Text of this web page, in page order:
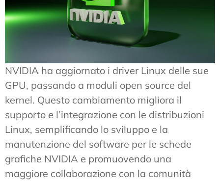
NVIDIA ha aggiornato i driver Linux delle sue
GPU, passando a moduli open source del
kernel. Questo cambiamento migliora il
supporto e l’integrazione con le distribuzioni
Linux, semplificando lo sviluppo e la
manutenzione del software per le schede
grafiche NVIDIA e promuovendo una
maggiore collaborazione con la comunità